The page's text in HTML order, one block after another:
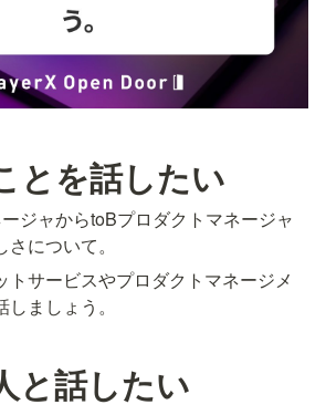
とを話したい
ジャからtoBプロダクトマネージャ
について。
トサービスやプロダクトマネージメ
ましょう。
と話したい